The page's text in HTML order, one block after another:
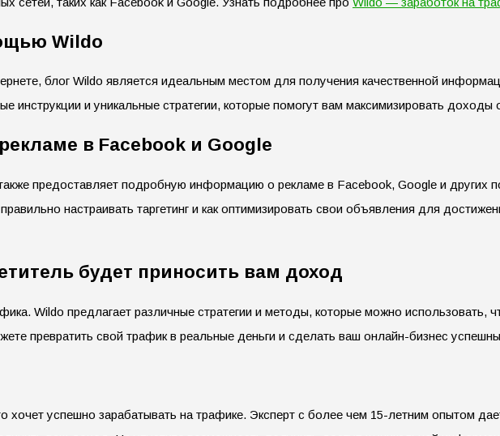
Wildo
блог Wildo является идеальным местом для получения качественной
инструкции и уникальные стратегии, которые помогут вам максимизировать доходы
в Facebook и Google
предоставляет подробную информацию о рекламе в Facebook, Google и других
настраивать таргетинг и как оптимизировать свои объявления для
будет приносить вам доход
Wildo предлагает различные стратегии и методы, которые можно использовать,
превратить свой трафик в реальные деньги и сделать ваш онлайн-бизнес
успешно зарабатывать на трафике. Эксперт с более чем 15-летним опытом